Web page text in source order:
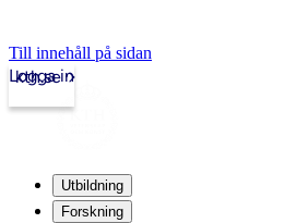
Till innehåll på sidan
kth.se
Logga in
Utbildning
Forskning